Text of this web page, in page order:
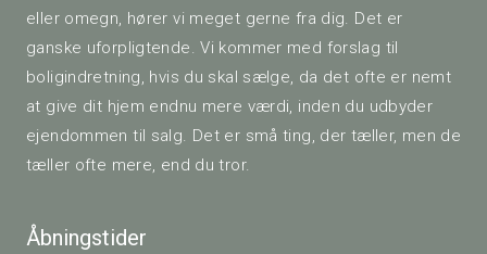
eller omegn, hører vi meget gerne fra dig. Det er
ganske uforpligtende. Vi kommer med forslag til
boligindretning, hvis du skal sælge, da det ofte er nemt
at give dit hjem endnu mere værdi, inden du udbyder
ejendommen til salg. Det er små ting, der tæller, men de
tæller ofte mere, end du tror.
Åbningstider